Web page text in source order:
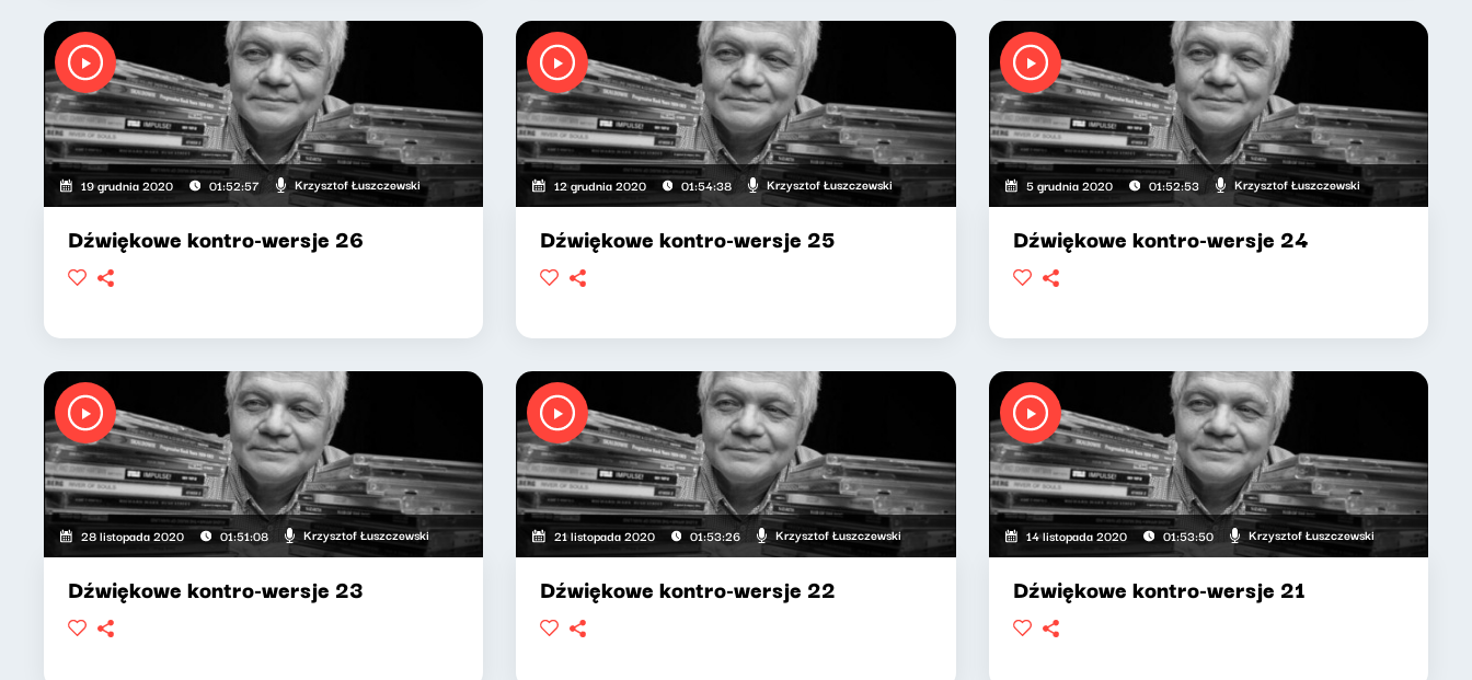
19 grudnia 2020 01:52:57 Krzysztof Łuszczewski
Dźwiękowe kontro-wersje 26
12 grudnia 2020 01:54:38 Krzysztof Łuszczewski
Dźwiękowe kontro-wersje 25
5 grudnia 2020 01:52:53 Krzysztof Łuszczewski
Dźwiękowe kontro-wersje 24
28 listopada 2020 01:51:08 Krzysztof Łuszczewski
Dźwiękowe kontro-wersje 23
21 listopada 2020 01:53:26 Krzysztof Łuszczewski
Dźwiękowe kontro-wersje 22
14 listopada 2020 01:53:50 Krzysztof Łuszczewski
Dźwiękowe kontro-wersje 21